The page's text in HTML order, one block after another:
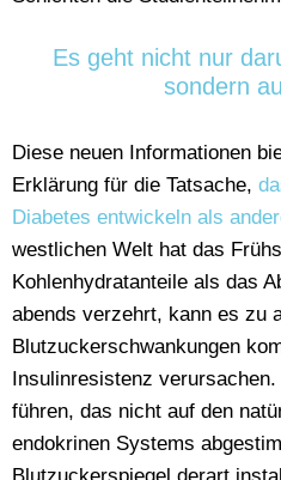
Es geht nicht nur
sondern
Diese neuen Informationen
Erklärung für die Tatsache,
Diabetes entwickeln als
westlichen Welt hat das
Kohlenhydratanteile als das
abends verzehrt, kann es zu
Blutzuckerschwankungen
Insulinresistenz
führen, das nicht auf den
endokrinen Systems